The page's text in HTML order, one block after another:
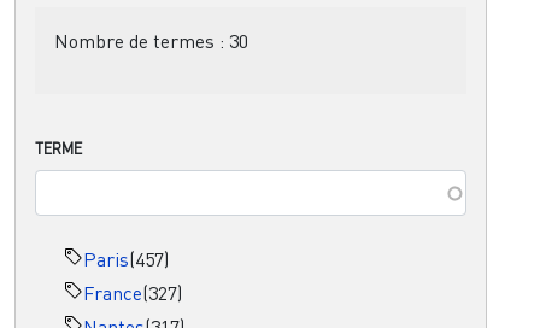
Nombre de termes : 30
TERME
Paris(457)
France(327)